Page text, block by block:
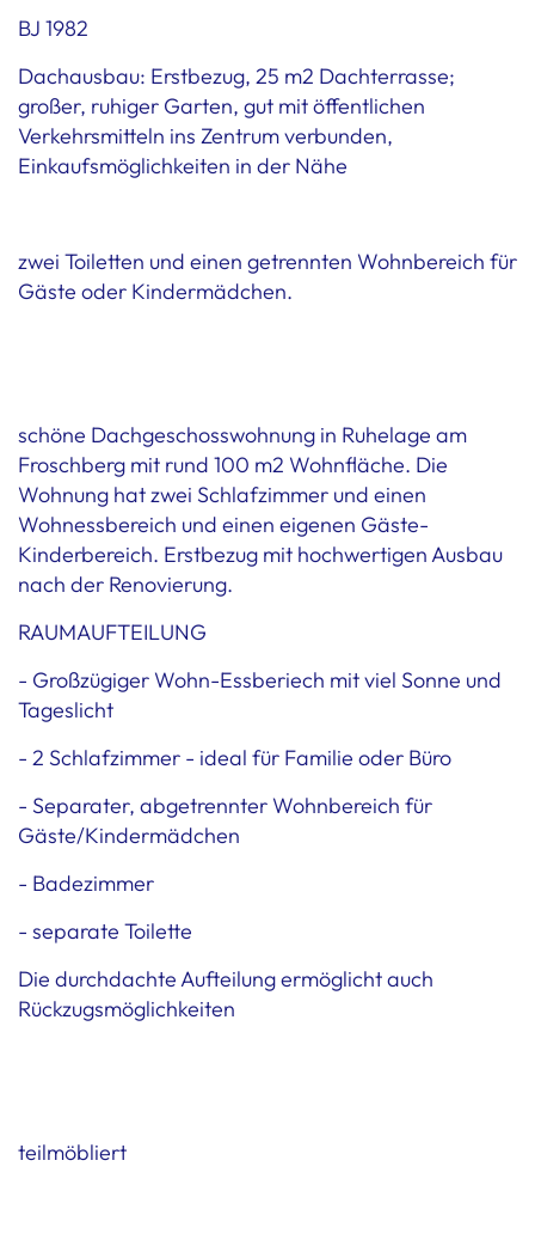
BJ 1982
Dachausbau: Erstbezug, 25 m2 Dachterrasse;
großer, ruhiger Garten, gut mit öffentlichen
Verkehrsmitteln ins Zentrum verbunden,
Einkaufsmöglichkeiten in der Nähe
zwei Toiletten und einen getrennten Wohnbereich für
Gäste oder Kindermädchen.
schöne Dachgeschosswohnung in Ruhelage am
Froschberg mit rund 100 m2 Wohnfläche. Die
Wohnung hat zwei Schlafzimmer und einen
Wohnessbereich und einen eigenen Gäste-
Kinderbereich. Erstbezug mit hochwertigen Ausbau
nach der Renovierung.
RAUMAUFTEILUNG
- Großzügiger Wohn-Essberiech mit viel Sonne und
Tageslicht
- 2 Schlafzimmer - ideal für Familie oder Büro
- Separater, abgetrennter Wohnbereich für
Gäste/Kindermädchen
- Badezimmer
- separate Toilette
Die durchdachte Aufteilung ermöglicht auch
Rückzugsmöglichkeiten
teilmöbliert